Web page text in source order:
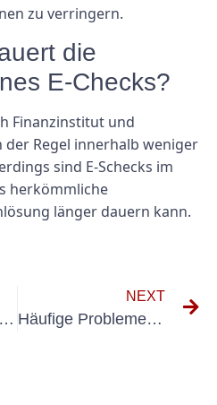
zu verringern.
die
E-Checks?
Finanzinstitut und
Regel innerhalb weniger
sind E-Schecks im
herkömmliche
länger dauern kann.
Wesentliche Anforderungen für die Geräteprüfung nach DGUV Vorschrift 3 und wie Sie diese erfüllen
NEXT
Häufige Probleme und Tipps zur Fehlerbehebung bei fest installierten elektrischen Geräten